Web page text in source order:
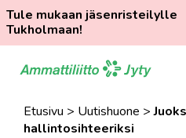
Tule mukaan jäsenristeilylle
Tukholmaan!
suoraan
Etusivu > Uutishuone >
hallintosihteeriksi